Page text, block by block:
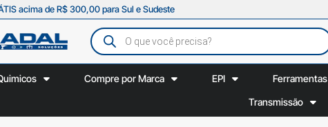
acima de R$ 300,00 para Sul e Sudeste
Compre por Marca EPI Ferramentas
Transmissão